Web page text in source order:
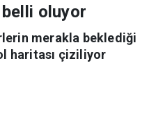
oluyor
merakla beklediği
haritası çiziliyor